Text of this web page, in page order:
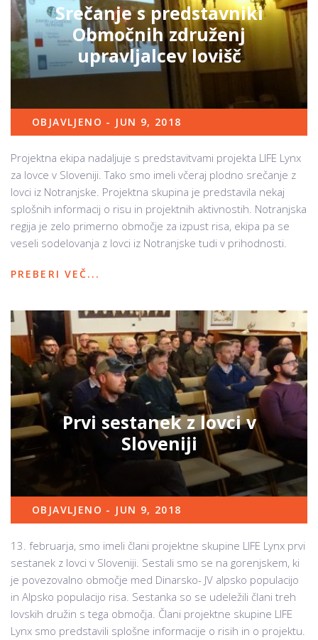
Srečanje s predstavniki
Območnih združenj
upravljalcev lovišč
OBJAVLJENO - JUN 9, 2018
Projektna ekipa nadaljuje s predstavitvami projekta LIFE Lynx
za lovce v Sloveniji. Tako smo imeli včeraj plodno srečanje z
lovci iz Notranjske. Projektna skupina je predstavila nekaj
splošnih informacij o risu in projektnih aktivnostih. Notranjska
regija je zelo primerno območje za izpust risa, ekipa pa se
veseli sodelovanja z lovci iz Notranjske tudi v prihodnosti.
PREBERI VEČ...
Prvi sestanek z lovci v
Sloveniji
OBJAVLJENO - JUN 9, 2018
13. februarja, smo imeli člani projektne skupine LIFE Lynx prvi
sestanek z lovci v Sloveniji. Sestali smo se na gorenjskem, ki
je povezovalno območje med Dinarsko- JV alpsko populacijo
in Alpsko populacijo risa. Sestanka so se udeležili člani treh
lovskih družin s tega območja. Člani projektne skupine LIFE
Lynx smo predstavili splošne informacije o risih in o projektu.